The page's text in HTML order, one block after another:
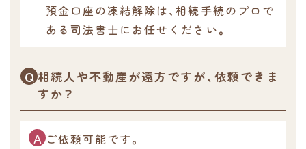
預金口座の凍結解除は、相続手続のプロで
ある司法書士にお任せください。
相続人や不動産が遠方ですが、依頼できま
すか？
ご依頼可能です。